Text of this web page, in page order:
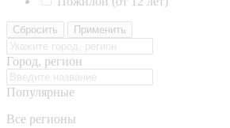
Сбросить Применить
Город, регион
Популярные
Все регионы